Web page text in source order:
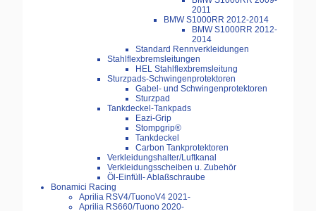
2011
BMW S1000RR 2012-2014
BMW S1000RR 2012-
2014
Standard Rennverkleidungen
Stahlflexbremsleitungen
HEL Stahlflexbremsleitung
Sturzpads-Schwingenprotektoren
Gabel- und Schwingenprotektoren
Sturzpad
Tankdeckel-Tankpads
Eazi-Grip
Stompgrip®
Tankdeckel
Carbon Tankprotektoren
Verkleidungshalter/Luftkanal
Verkleidungsscheiben u. Zubehör
Öl-Einfüll- Ablaßschraube
Bonamici Racing
Aprilia RSV4/TuonoV4 2021-
Aprilia RS660/Tuono 2020-